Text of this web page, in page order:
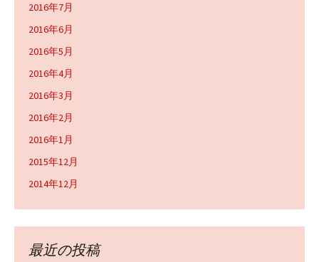
2016年7月
2016年6月
2016年5月
2016年4月
2016年3月
2016年2月
2016年1月
2015年12月
2014年12月
最近の投稿